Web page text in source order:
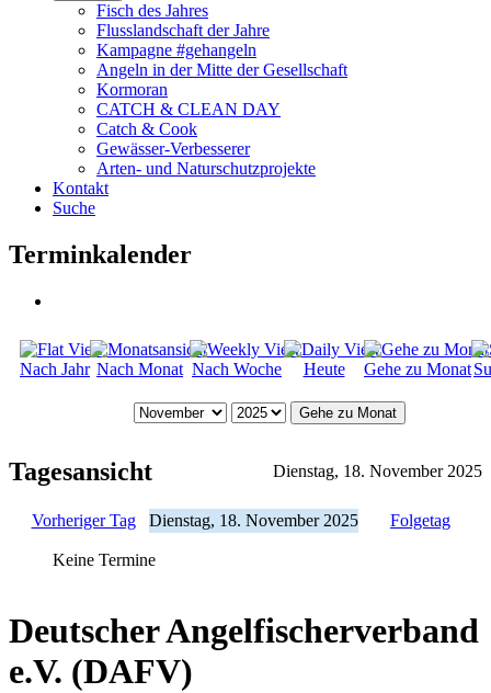
Fisch des Jahres
Flusslandschaft der Jahre
Kampagne #gehangeln
Angeln in der Mitte der Gesellschaft
Kormoran
CATCH & CLEAN DAY
Catch & Cook
Gewässer-Verbesserer
Arten- und Naturschutzprojekte
Kontakt
Suche
Terminkalender
Nach Jahr Nach Monat Nach Woche Heute Gehe zu Monat
Gehe zu Monat
Tagesansicht Dienstag, 18. November 2025
Vorheriger Tag Dienstag, 18. November 2025 Folgetag
Keine Termine
Deutscher Angelfischerverband
e.V. (DAFV)